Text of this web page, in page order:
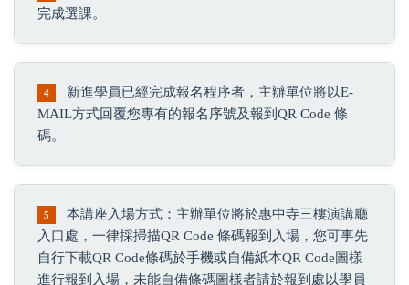
完成選課。
4
新進學員已經完成報名程序者，主辦單位將以E-
MAIL方式回覆您專有的報名序號及報到QR Code 條
碼。
5
本講座入場方式：主辦單位將於惠中寺三樓演講廳
入口處，一律採掃描QR Code 條碼報到入場，您可事先
自行下載QR Code條碼於手機或自備紙本QR Code圖樣
進行報到入場，未能自備條碼圖樣者請於報到處以學員